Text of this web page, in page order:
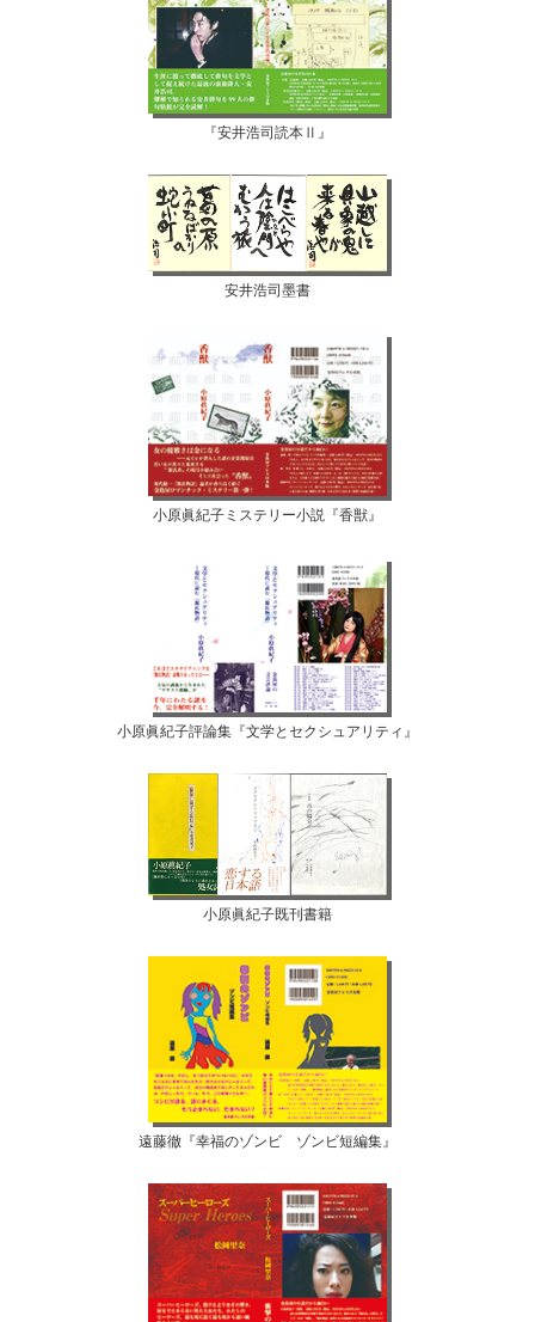
『安井浩司読本Ⅱ』
安井浩司墨書
小原眞紀子ミステリー小説『香獣』
小原眞紀子評論集『文学とセクシュアリティ』
小原眞紀子既刊書籍
遠藤徹『幸福のゾンビ ゾンビ短編集』